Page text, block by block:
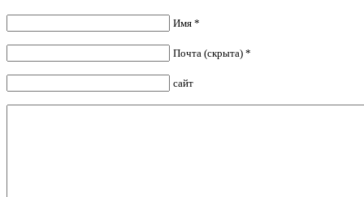
Имя *
Почта (скрыта) *
сайт